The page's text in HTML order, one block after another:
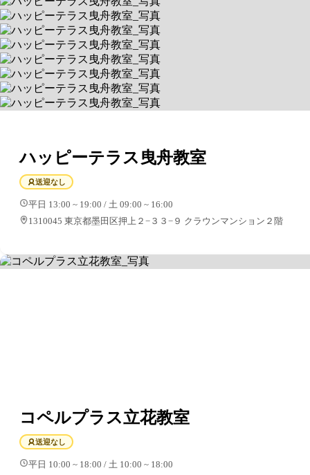
ハッピーテラス曳舟教室
送迎なし
平日 13:00 ~ 19:00 / 土 09:00 ~ 16:00
1310045 東京都墨田区押上２−３３−９ クラウンマンション２階
コペルプラス立花教室
送迎なし
平日 10:00 ~ 18:00 / 土 10:00 ~ 18:00